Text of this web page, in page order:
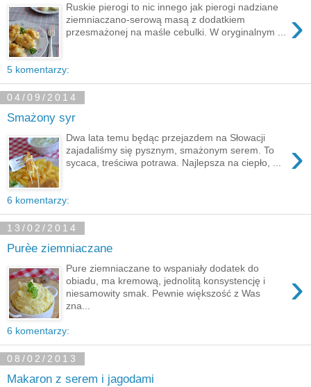
›
Ruskie pierogi to nic innego jak pierogi nadziane
ziemniaczano-serową masą z dodatkiem
przesmażonej na maśle cebulki. W oryginalnym ...
5 komentarzy:
04/09/2014
Smażony syr
›
Dwa lata temu będąc przejazdem na Słowacji
zajadaliśmy się pysznym, smażonym serem. To
sycaca, treściwa potrawa. Najlepsza na ciepło, ...
6 komentarzy:
13/02/2014
Purèe ziemniaczane
›
Pure ziemniaczane to wspaniały dodatek do
obiadu, ma kremową, jednolitą konsystencję i
niesamowity smak. Pewnie większość z Was
zna...
6 komentarzy:
08/02/2013
Makaron z serem i jagodami